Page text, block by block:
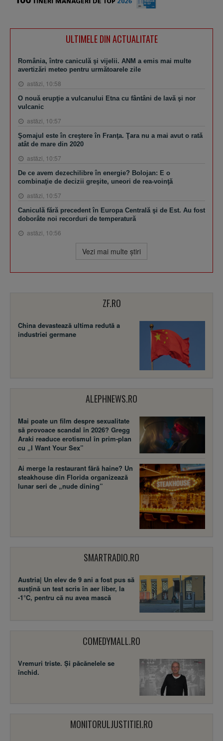
ULTIMELE DIN ACTUALITATE
România, între caniculă şi vijelii. ANM a emis mai multe
avertizări meteo pentru următoarele zile
astăzi, 10:58
O nouă erupţie a vulcanului Etna cu fântâni de lavă şi nor
vulcanic
astăzi, 10:57
Şomajul este în creştere în Franţa. Ţara nu a mai avut o rată
atât de mare din 2020
astăzi, 10:57
De ce avem dezechilibre în energie? Bolojan: E o
combinaţie de decizii greşite, uneori de rea-voinţă
astăzi, 10:57
Caniculă fără precedent în Europa Centrală şi de Est. Au fost
doborâte noi recorduri de temperatură
astăzi, 10:56
Vezi mai multe ştiri
ZF.RO
China devastează ultima redută a
industriei germane
ALEPHNEWS.RO
Mai poate un film despre sexualitate
să provoace scandal în 2026? Gregg
Araki readuce erotismul în prim-plan
cu „I Want Your Sex”
Ai merge la restaurant fără haine? Un
steakhouse din Florida organizează
lunar seri de „nude dining”
SMARTRADIO.RO
Austria| Un elev de 9 ani a fost pus să
susţină un test scris în aer liber, la
-1°C, pentru că nu avea mască
COMEDYMALL.RO
Vremuri triste. Şi păcănelele se
închid.
MONITORULJUSTITIEI.RO